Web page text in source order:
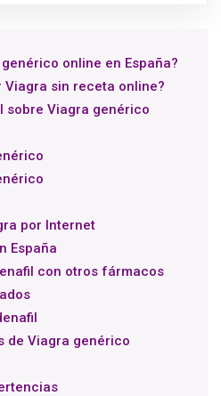
online en España?
Viagra sin receta online?
sobre Viagra genérico
por Internet
España
con otros fármacos
de Viagra genérico